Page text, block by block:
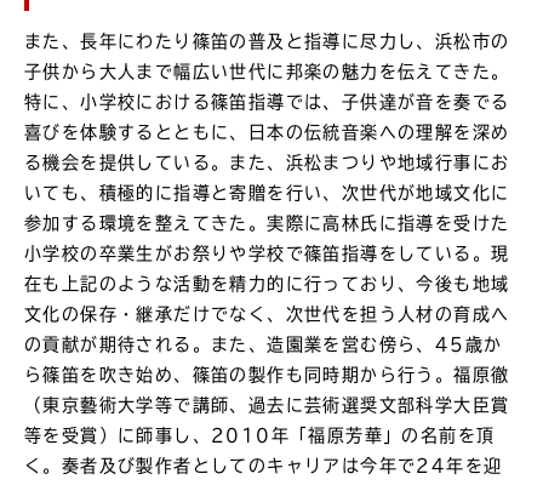
また、長年にわたり篠笛の普及と指導に尽力し、浜松市の
子供から大人まで幅広い世代に邦楽の魅力を伝えてきた。
特に、小学校における篠笛指導では、子供達が音を奏でる
喜びを体験するとともに、日本の伝統音楽への理解を深め
る機会を提供している。また、浜松まつりや地域行事にお
いても、積極的に指導と寄贈を行い、次世代が地域文化に
参加する環境を整えてきた。実際に高林氏に指導を受けた
小学校の卒業生がお祭りや学校で篠笛指導をしている。現
在も上記のような活動を精力的に行っており、今後も地域
文化の保存・継承だけでなく、次世代を担う人材の育成へ
の貢献が期待される。また、造園業を営む傍ら、45歳か
ら篠笛を吹き始め、篠笛の製作も同時期から行う。福原徹
（東京藝術大学等で講師、過去に芸術選奨文部科学大臣賞
等を受賞）に師事し、2010年「福原芳華」の名前を頂
く。奏者及び製作者としてのキャリアは今年で24年を迎